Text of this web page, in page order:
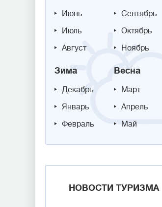
Июнь
Июль
Август
Сентябрь
Октябрь
Ноябрь
Зима
Декабрь
Январь
Февраль
Весна
Март
Апрель
Май
НОВОСТИ ТУРИЗМА